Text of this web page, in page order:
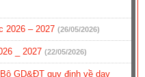
2026 – 2027 (26/05/2026)
_ 2027 (22/05/2026)
GD&ĐT quy định về dạy